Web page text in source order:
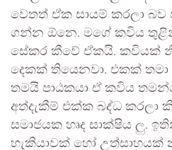
වෙතත් ඒක සායම් කරලා බව
ගන්න ඕනෙ. මගේ කවිය
සේකර කීවේ ඒකයි. කවියක්
දෙකක් තියෙනවා. එකක්
තමයි පාඨකයා ඒ කවිය
අත්දැකීම් එක්ක බද්ධ කරලා
සමාජයක හෘද සාක්ෂිය ලු.
හැකියාවක් හෝ උත්සාහයක්